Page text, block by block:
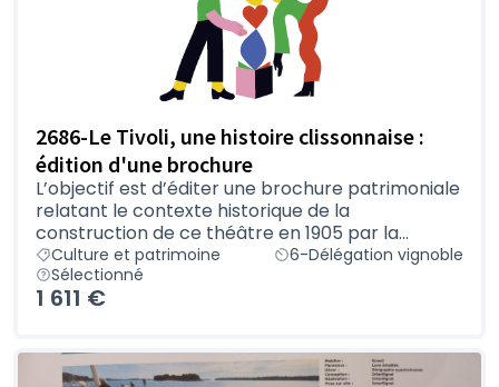
2686-Le Tivoli, une histoire clissonnaise :
édition d'une brochure
L’objectif est d’éditer une brochure patrimoniale
relatant le contexte historique de la
construction de ce théâtre en 1905 par la...
Culture et patrimoine
6-Délégation vignoble
Sélectionné
1 611 €